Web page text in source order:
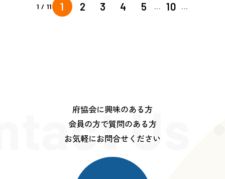
1 / 11 1 2 3 4 5 ... 10 ...
Us
府協会に興味のある方
会員の方で質問のある方
お気軽にお問合せください